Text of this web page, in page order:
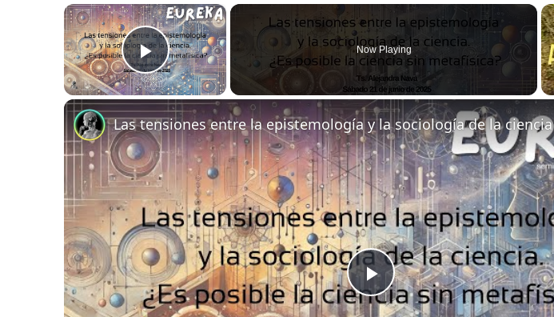
×
Play Video
Now Playing
Play
Las tensiones entre la epistemología y la sociología de la ciencia